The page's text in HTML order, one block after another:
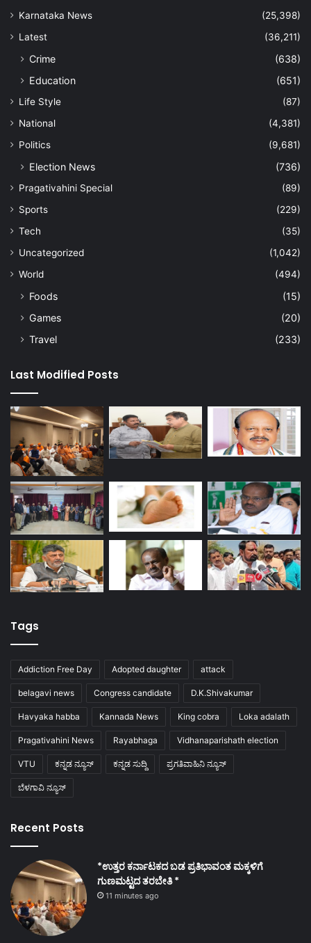
Karnataka News
(25,398)
Latest
(36,211)
Crime
(638)
Education
(651)
Life Style
(87)
National
(4,381)
Politics
(9,681)
Election News (736)
Pragativahini Special
(89)
Sports
(229)
Tech
(35)
Uncategorized
(1,042)
World
(494)
Foods
(15)
Games
(20)
Travel
(233)
Last Modified Posts
Tags
Addiction Free Day Adopted daughter attack
belagavi news Congress candidate D.K.Shivakumar
Havyaka habba Kannada News King cobra Loka adalath
Pragativahini News Rayabhaga Vidhanaparishath election
VTU ಕನ್ನಡ ನ್ಯೂಸ್ ಕನ್ನಡ ಸುದ್ದಿ ಪ್ರಗತಿವಾಹಿನಿ ನ್ಯೂಸ್
ಬೆಳಗಾವಿ ನ್ಯೂಸ್
Recent Posts
*ಉತ್ತರ ಕರ್ನಾಟಕದ ಬಡ ಪ್ರತಿಭಾವಂತ ಮಕ್ಕಳಿಗೆ
ಗುಣಮಟ್ಟದ ತರಬೇತಿ *
11 minutes ago